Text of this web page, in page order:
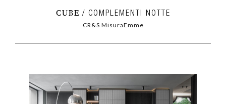
CUBE COMPLEMENTI NOTTE
CR&S MisuraEmme